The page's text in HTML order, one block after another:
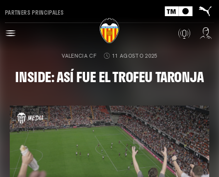
PARTNERS PRINCIPALES
VALENCIA CF 11 AGOSTO 2025
INSIDE: ASÍ FUE EL TROFEU TARONJA